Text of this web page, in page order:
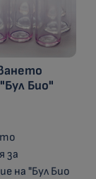
Био"
за
на "Бул Био